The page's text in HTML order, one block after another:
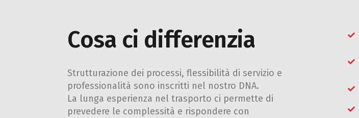
Cosa ci differenzia
Strutturazione dei processi, flessibilità di servizio e
professionalità sono inscritti nel nostro DNA.
La lunga esperienza nel trasporto ci permette di
prevedere le complessità e rispondere con